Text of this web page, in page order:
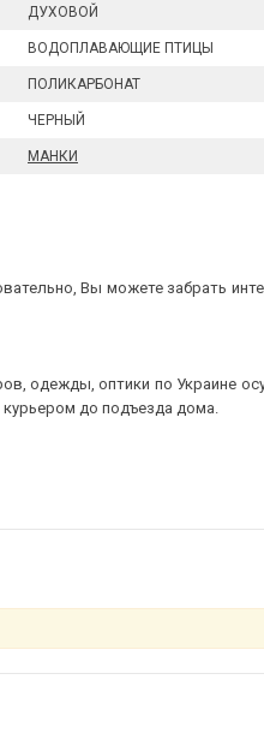
ДУХОВОЙ
ВОДОПЛАВАЮЩИЕ ПТИЦЫ
ПОЛИКАРБОНАТ
ЧЕРНЫЙ
МАНКИ
Вы можете забрать
одежды, оптики по Украине
до подъезда дома.